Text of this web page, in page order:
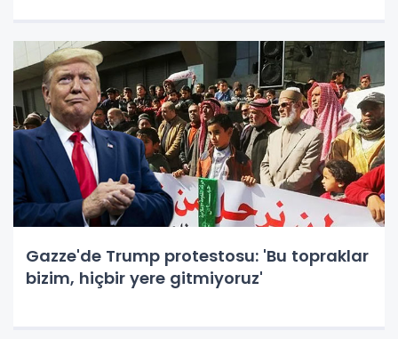
Gazze'de Trump protestosu: 'Bu topraklar
bizim, hiçbir yere gitmiyoruz'